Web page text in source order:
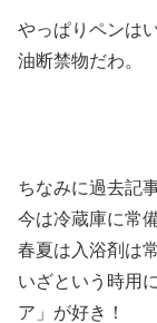
やっぱりペンは
油断禁物だわ。
ちなみに過去記
今は冷蔵庫に常
春夏は入浴剤は
いざという時用
ア」が好き！